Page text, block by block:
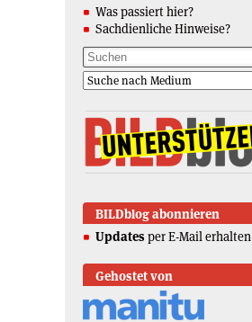
Was passiert hier?
Sachdienliche Hinweise?
BILDblog abonnieren
Updates per E-Mail erhalten
Gehostet von